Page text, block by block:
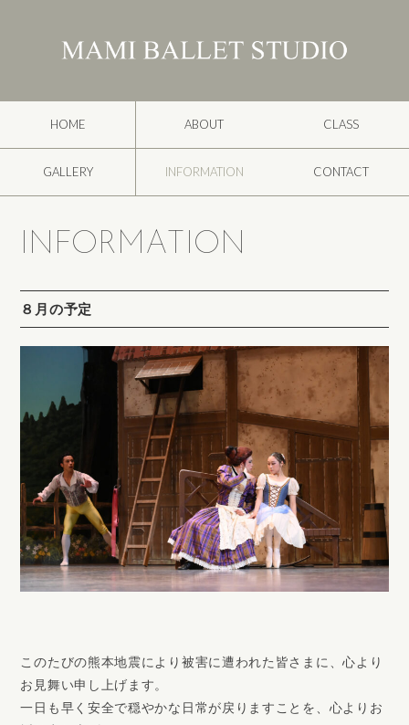
HOME ABOUT CLASS
GALLERY INFORMATION CONTACT
INFORMATION
８月の予定
このたびの熊本地震により被害に遭われた皆さまに、心より
お見舞い申し上げます。
一日も早く安全で穏やかな日常が戻りますことを、心よりお